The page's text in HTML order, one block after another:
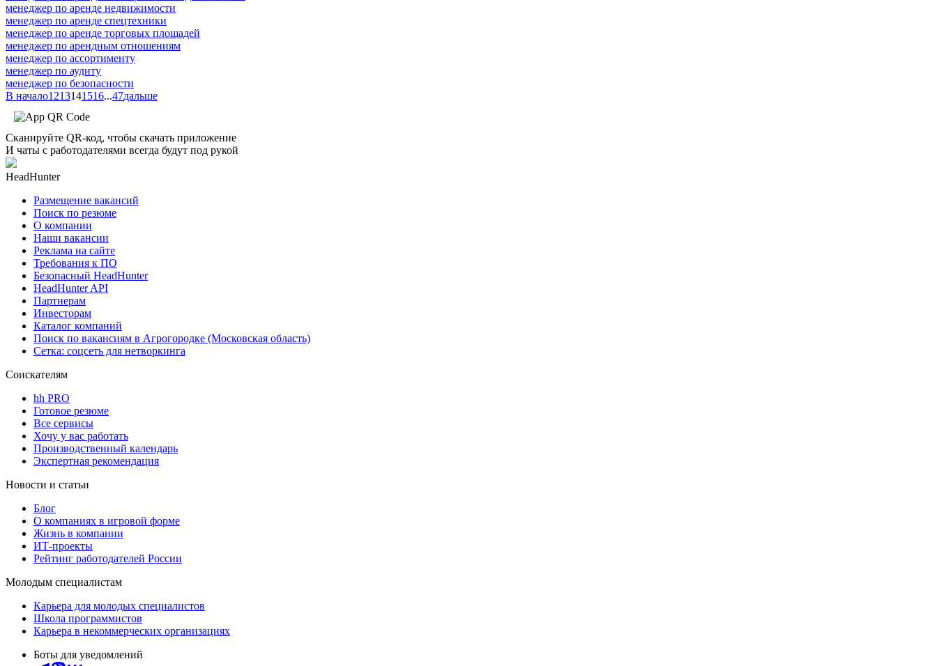
менеджер по аренде недвижимости
менеджер по аренде спецтехники
менеджер по аренде торговых площадей
менеджер по арендным отношениям
менеджер по ассортименту
менеджер по аудиту
менеджер по безопасности
В начало1213141516...47дальше
Сканируйте QR-код, чтобы скачать приложение
И чаты с работодателями всегда будут под рукой
HeadHunter
Размещение вакансий
Поиск по резюме
О компании
Наши вакансии
Реклама на сайте
Требования к ПО
Безопасный HeadHunter
HeadHunter API
Партнерам
Инвесторам
Каталог компаний
Поиск по вакансиям в Агрогородке (Московская область)
Сетка: соцсеть для нетворкинга
Соискателям
hh PRO
Готовое резюме
Все сервисы
Хочу у вас работать
Производственный календарь
Экспертная рекомендация
Новости и статьи
Блог
О компаниях в игровой форме
Жизнь в компании
ИТ-проекты
Рейтинг работодателей России
Молодым специалистам
Карьера для молодых специалистов
Школа программистов
Карьера в некоммерческих организациях
Боты для уведомлений